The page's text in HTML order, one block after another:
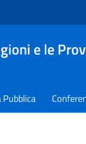
e le
Pubblica